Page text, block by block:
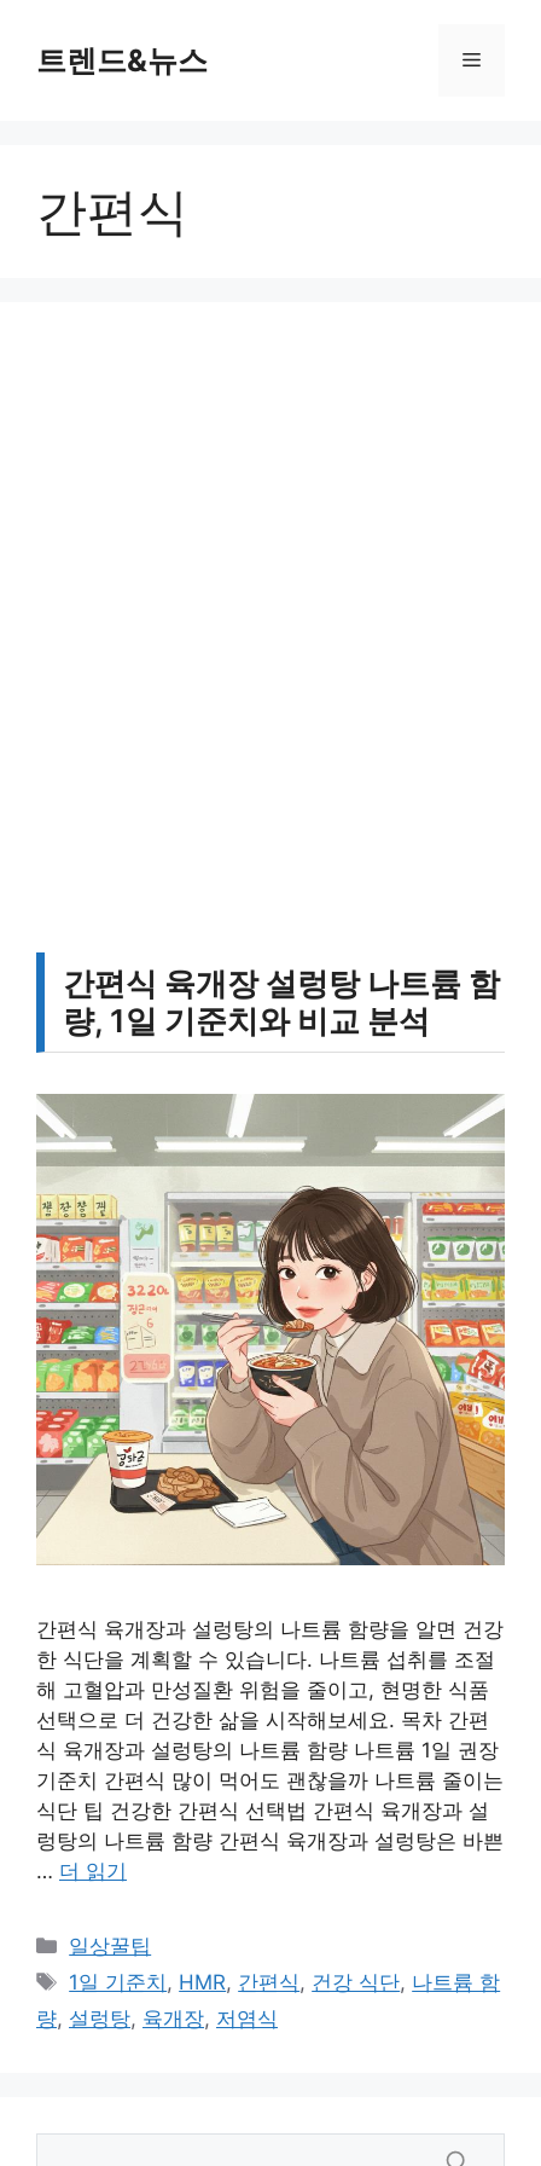
트렌드&뉴스 메
간편식
간편식 육개장 설렁탕 나트륨 함
량, 1일 기준치와 비교 분석
간편식 육개장과 설렁탕의 나트륨 함량을 알면 건강
한 식단을 계획할 수 있습니다. 나트륨 섭취를 조절
해 고혈압과 만성질환 위험을 줄이고, 현명한 식품
선택으로 더 건강한 삶을 시작해보세요. 목차 간편
식 육개장과 설렁탕의 나트륨 함량 나트륨 1일 권장
기준치 간편식 많이 먹어도 괜찮을까 나트륨 줄이는
식단 팁 건강한 간편식 선택법 간편식 육개장과 설
렁탕의 나트륨 함량 간편식 육개장과 설렁탕은 바쁜
… 더 읽기
카
테
리
일상꿀팁
태
그
1일 기준치 , HMR, 간편식 , 건강 식단, 나트륨 함
량, 설렁탕, 육개장, 저염식